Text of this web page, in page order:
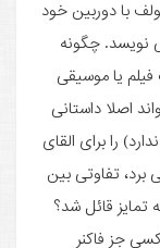
با دوربین خود
نویسد. چگونه
یا موسیقی
اصلا داستانی
را برای القای
تفاوتی بین
تمایز قائل شد؟
جز فاکنر